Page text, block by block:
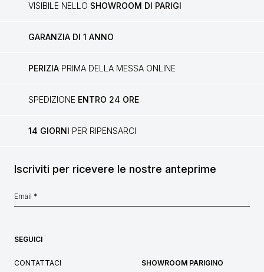
VISIBILE NELLO SHOWROOM DI PARIGI
GARANZIA DI 1 ANNO
PERIZIA PRIMA DELLA MESSA ONLINE
SPEDIZIONE ENTRO 24 ORE
14 GIORNI PER RIPENSARCI
Iscriviti per ricevere le nostre anteprime
SEGUICI
CONTATTACI
SHOWROOM PARIGINO